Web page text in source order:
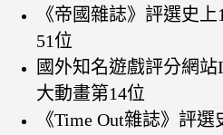
《帝國雜誌》評選史
51位
國外知名遊戲評分網
大動畫第14位
《Time Out雜誌》評